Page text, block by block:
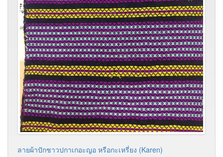
ลายผ้าปักชาวปกาเกอะญอ หรือกะเหรี่ยง (Karen)